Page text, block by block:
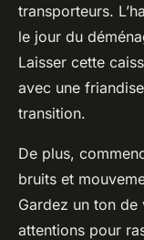
transporteurs.
le jour du
Laisser cette
avec une
transition.
De plus,
bruits et
Gardez un ton
attentions pour